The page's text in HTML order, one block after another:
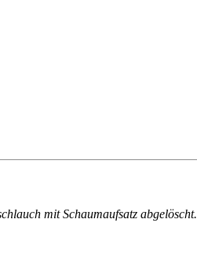
mit Schaumaufsatz abgelöscht.